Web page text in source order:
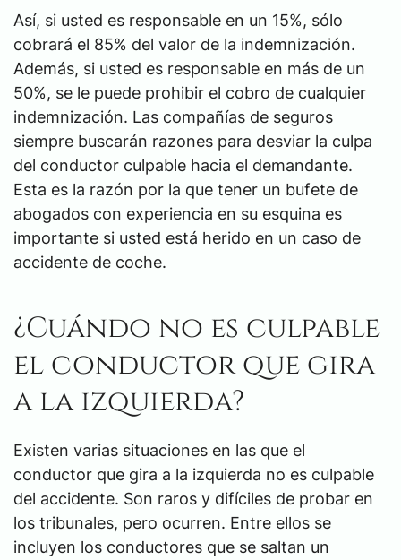
Así, si usted es responsable en un 15%, sólo
cobrará el 85% del valor de la indemnización.
Además, si usted es responsable en más de un
50%, se le puede prohibir el cobro de cualquier
indemnización. Las compañías de seguros
siempre buscarán razones para desviar la culpa
del conductor culpable hacia el demandante.
Esta es la razón por la que tener un bufete de
abogados con experiencia en su esquina es
importante si usted está herido en un caso de
accidente de coche.
¿Cuándo no es culpable
el conductor que gira
a la izquierda?
Existen varias situaciones en las que el
conductor que gira a la izquierda no es culpable
del accidente. Son raros y difíciles de probar en
los tribunales, pero ocurren. Entre ellos se
incluyen los conductores que se saltan un